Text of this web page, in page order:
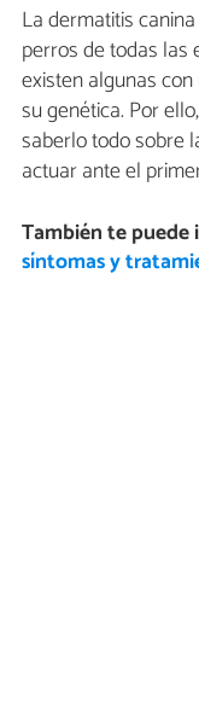
La dermatitis
perros de todas las
existen algunas
su genética. Por
saberlo todo sobre
actuar ante el
También te puede
síntomas y